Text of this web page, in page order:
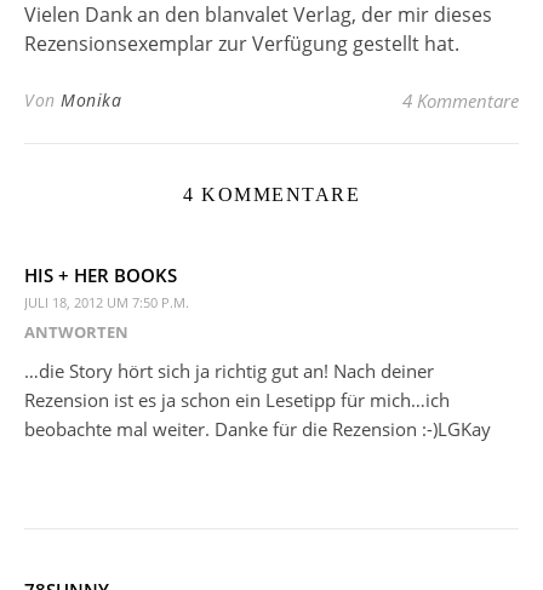
Vielen Dank an den blanvalet Verlag, der mir dieses
Rezensionsexemplar zur Verfügung gestellt hat.
Von Monika 4 Kommentare
4 KOMMENTARE
HIS + HER BOOKS
JULI 18, 2012 UM 7:50 P.M.
ANTWORTEN
…die Story hört sich ja richtig gut an! Nach deiner
Rezension ist es ja schon ein Lesetipp für mich…ich
beobachte mal weiter. Danke für die Rezension :-)LGKay